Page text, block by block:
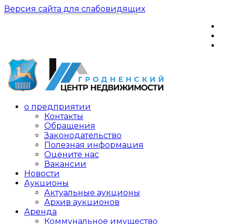
Версия сайта для слабовидящих
о предприятии
Контакты
Обращения
Законодательство
Полезная информация
Оцените нас
Вакансии
Новости
Аукционы
Актуальные аукционы
Архив аукционов
Аренда
Коммунальное имущество